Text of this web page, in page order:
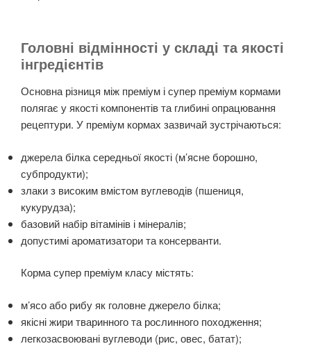
Головні відмінності у складі та якості
інгредієнтів
Основна різниця між преміум і супер преміум кормами
полягає у якості компонентів та глибині опрацювання
рецептури. У преміум кормах зазвичай зустрічаються:
джерела білка середньої якості (м’ясне борошно,
субпродукти);
злаки з високим вмістом вуглеводів (пшениця,
кукурудза);
базовий набір вітамінів і мінералів;
допустимі ароматизатори та консерванти.
Корма супер преміум класу містять:
м’ясо або рибу як головне джерело білка;
якісні жири тваринного та рослинного походження;
легкозасвоювані вуглеводи (рис, овес, батат);